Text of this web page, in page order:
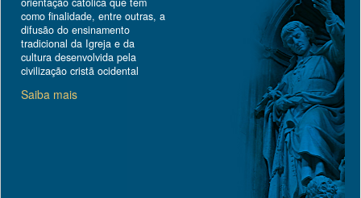
como finalidade, entre outras, a
difusão do ensinamento
tradicional da Igreja e da
cultura desenvolvida pela
civilização cristã ocidental
Saiba mais